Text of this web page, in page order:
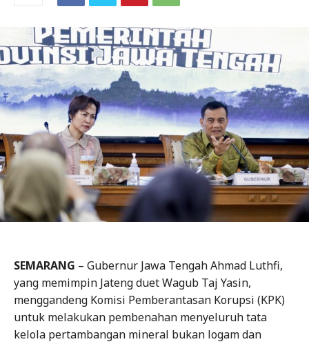
SEMARANG – Gubernur Jawa Tengah Ahmad Luthfi,
yang memimpin Jateng duet Wagub Taj Yasin,
menggandeng Komisi Pemberantasan Korupsi (KPK)
untuk melakukan pembenahan menyeluruh tata
kelola pertambangan mineral bukan logam dan